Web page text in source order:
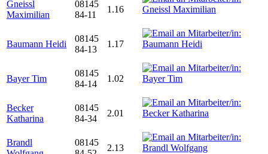
Gneissl
Maximilian
08145
84-11
1.16
Baumann Heidi
08145
84-13
1.17
Bayer Tim
08145
84-14
1.02
Becker
Katharina
08145
84-34
2.01
Brandl
08145
2.13